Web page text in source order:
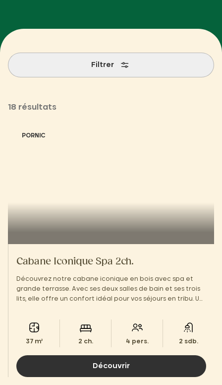
Filtrer
18 résultats
PORNIC
Cabane Iconique Spa 2ch.
Découvrez notre cabane iconique en bois avec spa et
grande terrasse. Avec ses deux salles de bain et ses trois
lits, elle offre un confort idéal pour vos séjours en tribu. Un
37 m² 2 ch. 4 pers. 2 sdb.
Découvrir